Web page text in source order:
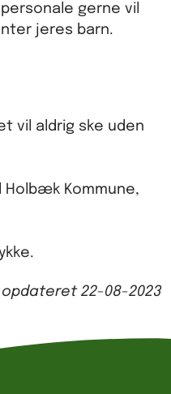
gerne vil
jeres barn.
vil aldrig ske uden
Kommune,
opdateret 22-08-2023